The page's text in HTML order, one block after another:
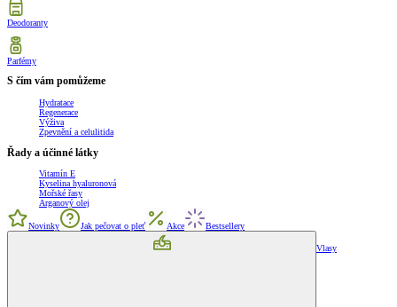
Deodoranty
Parfémy
S čím vám pomůžeme
Hydratace
Regenerace
Výživa
Zpevnění a celulitida
Řady a účinné látky
Vitamín E
Kyselina hyaluronová
Mořské řasy
Arganový olej
Novinky Jak pečovat o pleť Akce Bestsellery
Vlasy